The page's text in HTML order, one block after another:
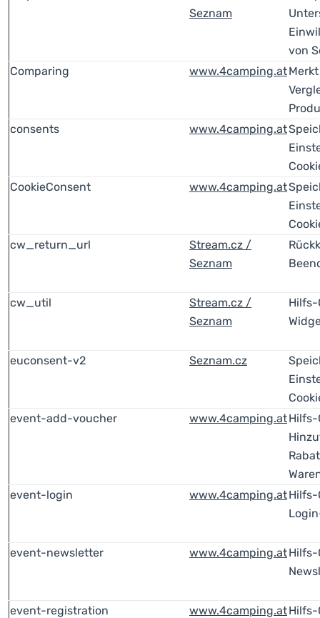
Seznam
von
Comparing
www.4camping.at
consents
www.4camping.at
CookieConsent
www.4camping.at
cw_return_url
Stream.cz /
Seznam
cw_util
Stream.cz /
Seznam
Hilfs-
euconsent-v2 Seznam.cz
event-add-voucher
www.4camping.atHilfs-
event-login
www.4camping.atHilfs-
event-newsletter www.4camping.atHilfs-
event-registration www.4camping.atHilfs-